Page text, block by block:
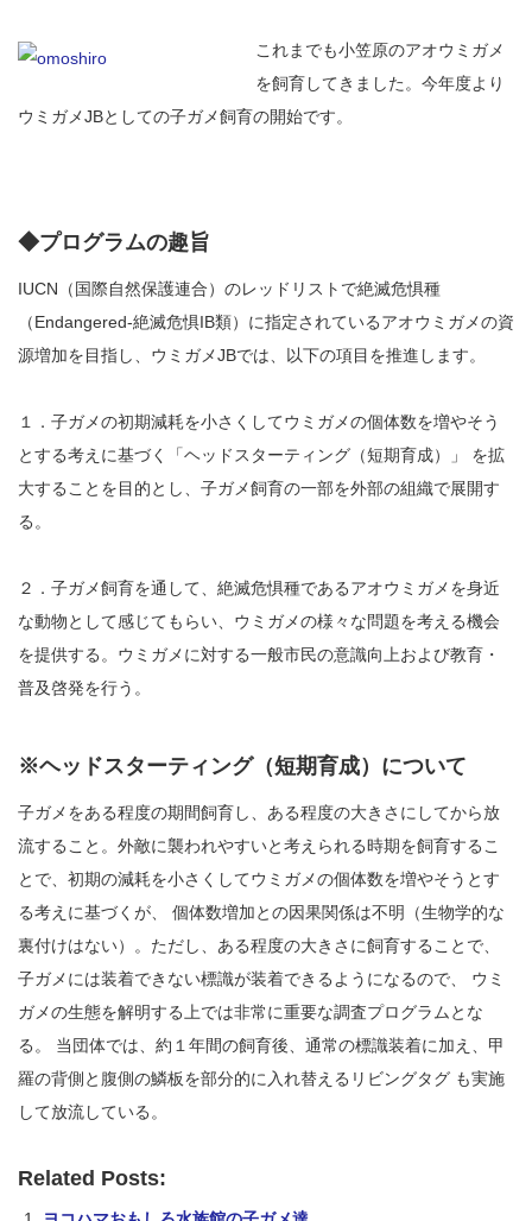
これまでも小笠原のアオウミガメ
を飼育してきました。今年度より
ウミガメJBとしての子ガメ飼育の開始です。
◆プログラムの趣旨
IUCN（国際自然保護連合）のレッドリストで絶滅危惧種
（Endangered-絶滅危惧IB類）に指定されているアオウミガメの資
源増加を目指し、ウミガメJBでは、以下の項目を推進します。
１．子ガメの初期減耗を小さくしてウミガメの個体数を増やそう
とする考えに基づく「ヘッドスターティング（短期育成）」 を拡
大することを目的とし、子ガメ飼育の一部を外部の組織で展開す
る。
２．子ガメ飼育を通して、絶滅危惧種であるアオウミガメを身近
な動物として感じてもらい、ウミガメの様々な問題を考える機会
を提供する。ウミガメに対する一般市民の意識向上および教育・
普及啓発を行う。
※ヘッドスターティング（短期育成）について
子ガメをある程度の期間飼育し、ある程度の大きさにしてから放
流すること。外敵に襲われやすいと考えられる時期を飼育するこ
とで、初期の減耗を小さくしてウミガメの個体数を増やそうとす
る考えに基づくが、 個体数増加との因果関係は不明（生物学的な
裏付けはない）。ただし、ある程度の大きさに飼育することで、
子ガメには装着できない標識が装着できるようになるので、 ウミ
ガメの生態を解明する上では非常に重要な調査プログラムとな
る。 当団体では、約１年間の飼育後、通常の標識装着に加え、甲
羅の背側と腹側の鱗板を部分的に入れ替えるリビングタグ も実施
して放流している。
Related Posts: